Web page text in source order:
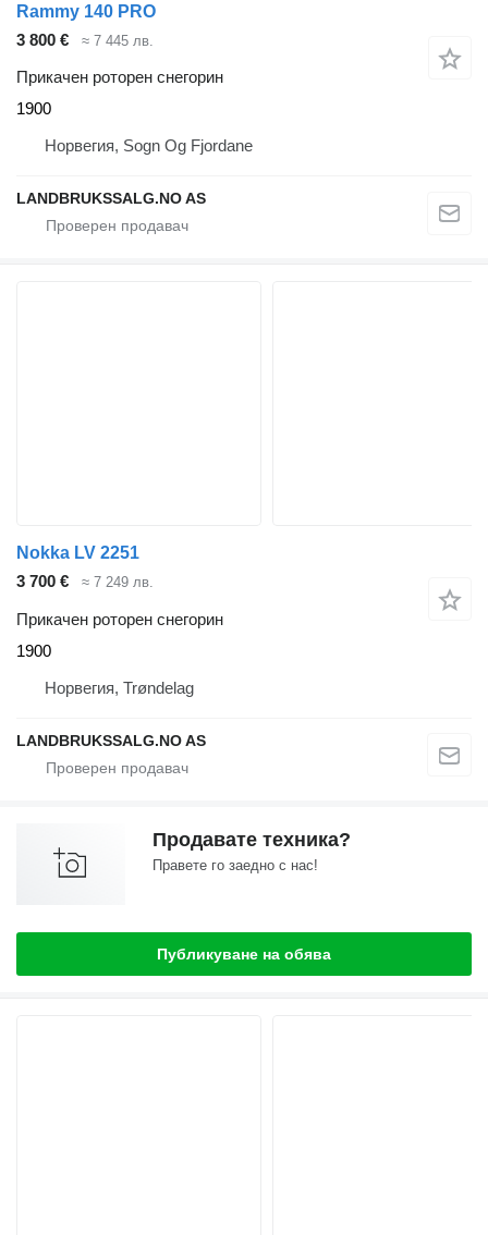
Rammy 140 PRO
3 800 €
≈ 7 445 лв.
Прикачен роторен снегорин
1900
Норвегия, Sogn Og Fjordane
LANDBRUKSSALG.NO AS
Nokka LV 2251
3 700 €
≈ 7 249 лв.
Прикачен роторен снегорин
1900
Норвегия, Trøndelag
LANDBRUKSSALG.NO AS
Продавате техника?
Правете го заедно с нас!
Публикуване на обява